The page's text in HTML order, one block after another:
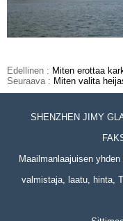
Edellinen : Miten erottaa
Seuraava : Miten valita
SHENZHEN JIMY
Maailmanlaajuisen
valmistaja, laatu, hinta,